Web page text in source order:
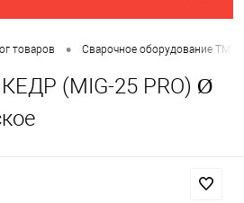
товаров • Сварочное оборудование ТМ
(MIG-25 PRO) Ø